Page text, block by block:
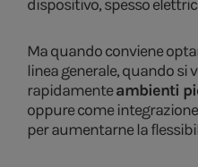
dispositivo, spesso
Ma quando conviene
linea generale, quando si
rapidamenteambienti
oppure come
per aumentarne la